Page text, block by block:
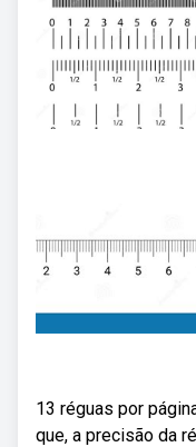
13 réguas por
que, a precisão da